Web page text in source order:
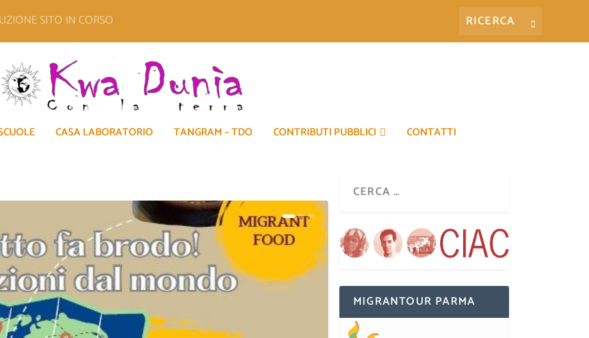
SITO IN CORSO
CASA LABORATORIO TANGRAM – TDO CONTRIBUTI PUBBLICI CONTATTI
MIGRANTOUR PARMA